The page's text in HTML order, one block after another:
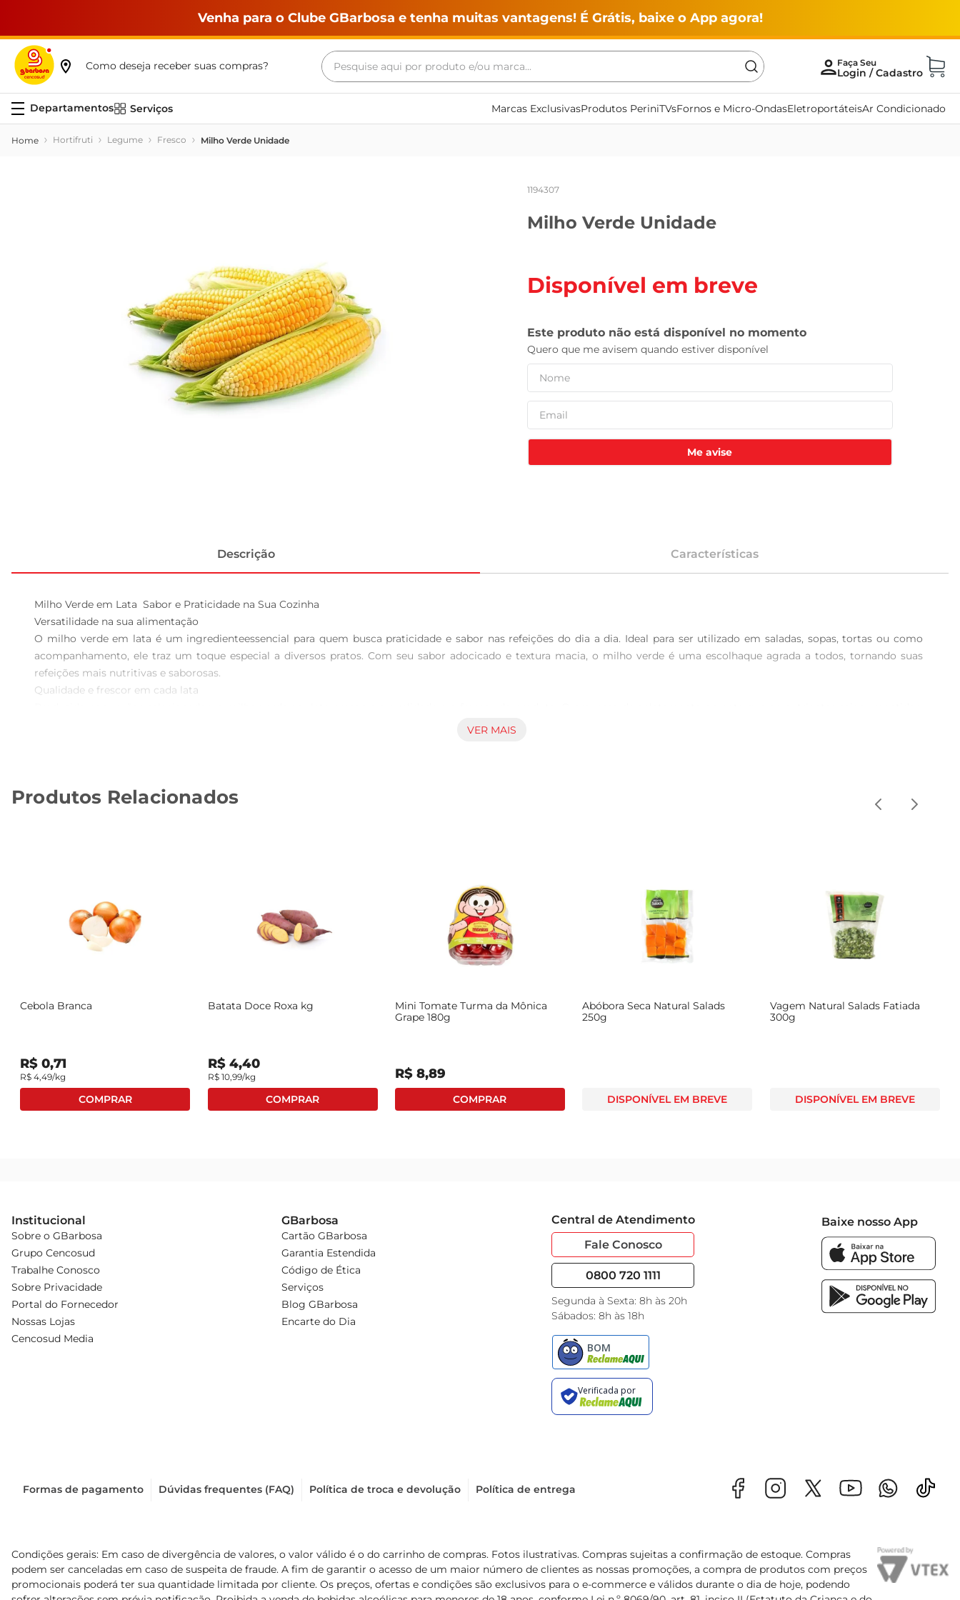
Venha para o Clube GBarbosa e tenha muitas vantagens! É Grátis, baixe o App agora!
Como deseja receber suas compras?
Pesquise aqui por produto e/ou marca...
Serviços Marcas ExclusivasProdutos PeriniTVsFornos e Micro-OndasEletroportáteisAr Condicionado
Hortifruti Legume Fresco Milho Verde Unidade
1194307
Milho Verde Unidade
Disponível em breve
Me avise
Descrição Características
Milho Verde em Lata  Sabor e Praticidade na Sua Cozinha
Versatilidade na sua alimentação
O milho verde em lata é um ingredienteessencial para quem busca praticidade e sabor nas refeições do dia a dia. Ideal para ser utilizado em saladas, sopas, tortas ou como
acompanhamento, ele traz um toque especial a diversos pratos. Com seu sabor adocicado e textura macia, o milho verde é uma escolhaque agrada a todos, tornando suas
refeições mais nutritivas e saborosas.
Qualidade e frescor em cada lata
oferecendo uma opção saudável e prática para o seu cardápio. Além disso, a embalagem facilita o armazenamento e o uso, permitindo que você tenha sempre à mão um
preparar uma deliciosa sopa. O milho também é perfeito para incrementar pratos mexicanos, como tacos e quesadillas, trazendo um sabor autêntico e irresistível.
VER MAIS
Produtos Relacionados
Cebola Branca
R$ 0,71
R$ 4,49/kg
Batata Doce Roxa kg
R$ 4,40
R$ 10,99/kg
Mini Tomate Turma da Mônica
Grape 180g
R$ 8,89
Abóbora Seca Natural Salads
250g
DISPONÍVEL EM BREVE
Vagem Natural Salads Fatiada
300g
DISPONÍVEL EM BREVE
Institucional
Sobre o GBarbosa
Grupo Cencosud
Trabalhe Conosco
Sobre Privacidade
Portal do Fornecedor
Nossas Lojas
Cencosud Media
GBarbosa
Cartão GBarbosa
Garantia Estendida
Código de Ética
Serviços
Blog GBarbosa
Encarte do Dia
Central de Atendimento
Fale Conosco
0800 720 1111
Segunda à Sexta: 8h às 20h
Sábados: 8h às 18h
Baixe nosso App
Formas de pagamento Dúvidas frequentes (FAQ) Política de troca e devolução Política de entrega
Condições gerais: Em caso de divergência de valores, o valor válido é o do carrinho de compras. Fotos ilustrativas. Compras sujeitas a confirmação de estoque. Compras
podem ser canceladas em caso de suspeita de fraude. A fim de garantir o acesso de um maior número de clientes as nossas promoções, a compra de produtos com preços
promocionais poderá ter sua quantidade limitada por cliente. Os preços, ofertas e condições são exclusivos para o e-commerce e válidos durante o dia de hoje, podendo
Termos mais buscados
leite
tv
leite pó